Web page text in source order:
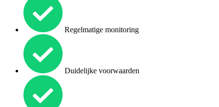
Regelmatige monitoring
Duidelijke voorwaarden